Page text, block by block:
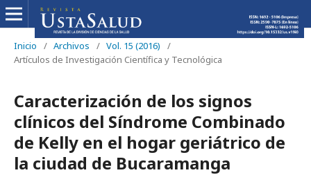
Inicio / Archivos / Vol. 15 (2016)
/
Artículos de Investigación Científica y Tecnológica
Caracterización de los signos
clínicos del Síndrome Combinado
de Kelly en el hogar geriátrico de
la ciudad de Bucaramanga